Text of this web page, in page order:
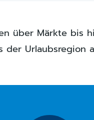
über Märkte bis
der Urlaubsregion